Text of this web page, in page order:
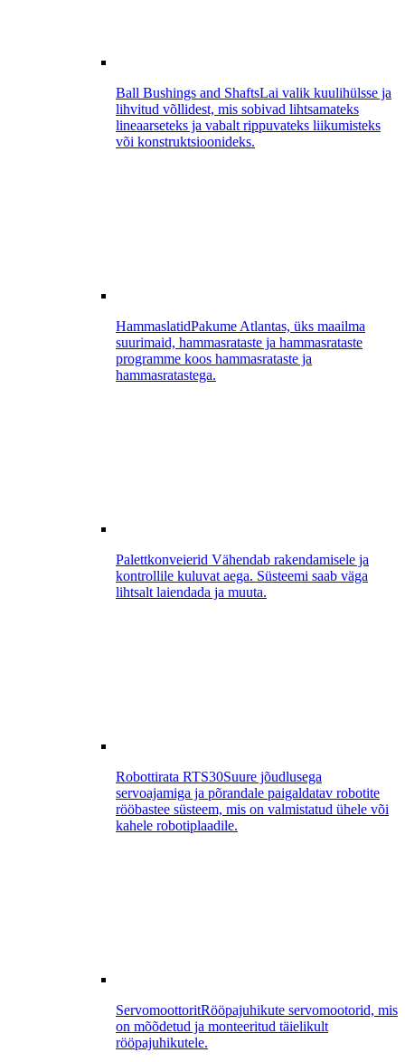
Ball Bushings and ShaftsLai valik kuulihülsse ja
lihvitud võllidest, mis sobivad lihtsamateks
lineaarseteks ja vabalt rippuvateks liikumisteks
või konstruktsioonideks.
HammaslatidPakume Atlantas, üks maailma
suurimaid, hammasrataste ja hammasrataste
programme koos hammasrataste ja
hammasratastega.
Palettkonveierid Vähendab rakendamisele ja
kontrollile kuluvat aega. Süsteemi saab väga
lihtsalt laiendada ja muuta.
Robottirata RTS30Suure jõudlusega
servoajamiga ja põrandale paigaldatav robotite
rööbastee süsteem, mis on valmistatud ühele või
kahele robotiplaadile.
ServomoottoritRööpajuhikute servomootorid, mis
on mõõdetud ja monteeritud täielikult
rööpajuhikutele.